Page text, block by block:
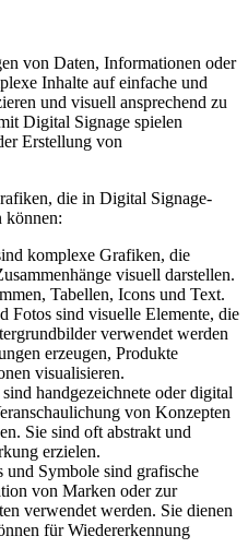
von Daten, Informationen oder
Inhalte auf einfache und
und visuell ansprechend zu
Digital Signage spielen
Erstellung von
die in Digital Signage-
können:
komplexe Grafiken, die
visuell darstellen.
Tabellen, Icons und Text.
Fotos sind visuelle Elemente, die
verwendet werden
erzeugen, Produkte
visualisieren.
handgezeichnete oder digital
von Konzepten
Sie sind oft abstrakt und
erzielen.
Symbole sind grafische
von Marken oder zur
verwendet werden. Sie dienen
für Wiedererkennung